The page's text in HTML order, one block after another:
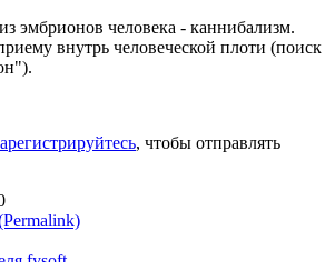
эмбрионов человека - каннибализм.
внутрь человеческой плоти (поиск
, чтобы отправлять